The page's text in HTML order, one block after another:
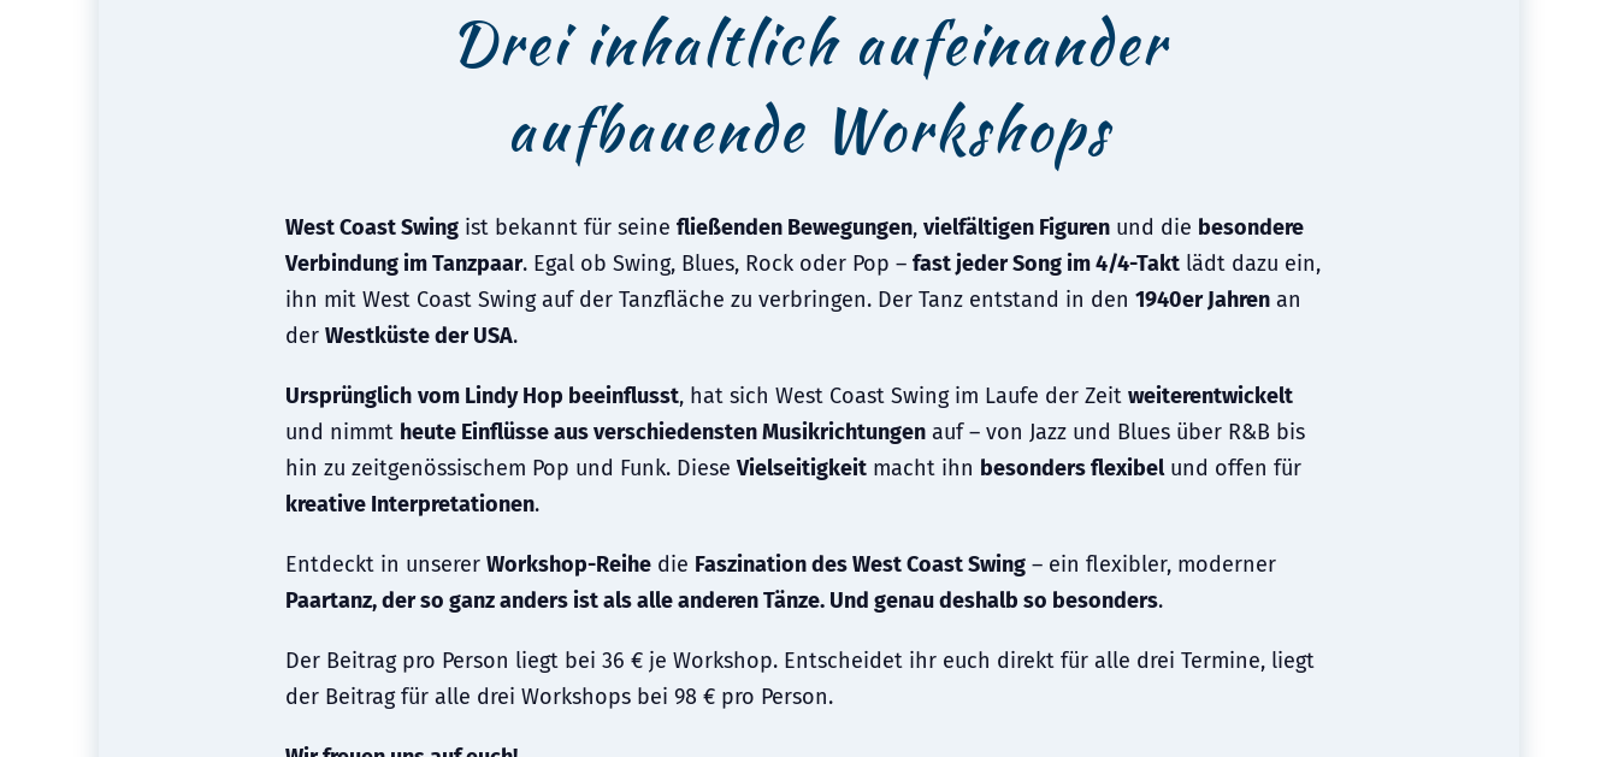
Drei inhaltlich aufeinander
aufbauende Workshops
West Coast Swing ist bekannt für seine fließenden Bewegungen, vielfältigen Figuren und die besondere
Verbindung im Tanzpaar. Egal ob Swing, Blues, Rock oder Pop – fast jeder Song im 4/4-Takt lädt dazu ein,
ihn mit West Coast Swing auf der Tanzfläche zu verbringen. Der Tanz entstand in den 1940er Jahren an
der Westküste der USA.
Ursprünglich vom Lindy Hop beeinflusst, hat sich West Coast Swing im Laufe der Zeit weiterentwickelt
und nimmt heute Einflüsse aus verschiedensten Musikrichtungen auf – von Jazz und Blues über R&B bis
hin zu zeitgenössischem Pop und Funk. Diese Vielseitigkeit macht ihn besonders flexibelund offen für
kreative Interpretationen.
Entdeckt in unserer Workshop-Reihe die Faszination des West Coast Swing – ein flexibler, moderner
Paartanz, der so ganz anders ist als alle anderen Tänze. Und genau deshalb so besonders.
Der Beitrag pro Person liegt bei 36 € je Workshop. Entscheidet ihr euch direkt für alle drei Termine, liegt
der Beitrag für alle drei Workshops bei 98 € pro Person.